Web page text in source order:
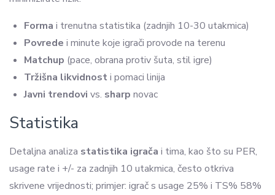
Forma i trenutna statistika (zadnjih 10-30 utakmica)
Povrede i minute koje igrači provode na terenu
Matchup (pace, obrana protiv šuta, stil igre)
Tržišna likvidnosti pomaci linija
Javni trendovi vs. sharp novac
Statistika
Detaljna analiza statistika igrača i tima, kao što su PER,
usage rate i +/- za zadnjih 10 utakmica, često otkriva
skrivene vrijednosti; primjer: igrač s usage 25% i TS% 58%